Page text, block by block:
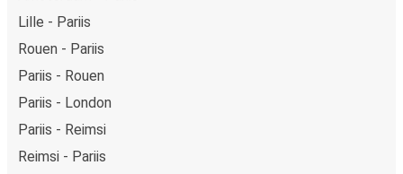
Lille - Pariis
Rouen - Pariis
Pariis - Rouen
Pariis - London
Pariis - Reimsi
Reimsi - Pariis